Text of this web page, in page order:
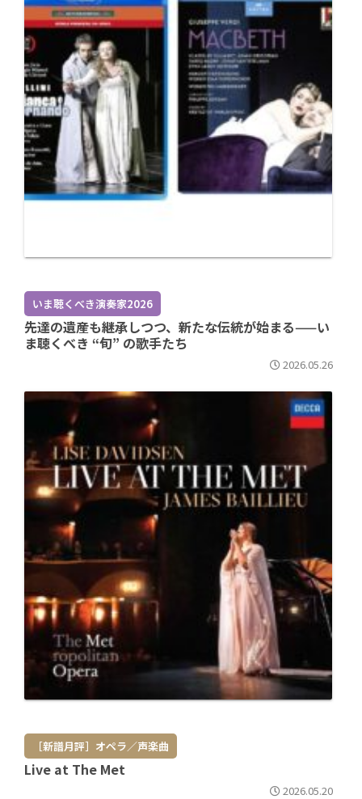
いま聴くべき演奏家2026
先達の遺産も継承しつつ、新たな伝統が始まる——い
ま聴くべき “旬” の歌手たち
2026.05.26
［新譜月評］オペラ／声楽曲
Live at The Met
2026.05.20